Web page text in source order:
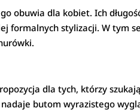
obuwia dla kobiet. Ich
formalnych stylizacji. W tym
dla tych, którzy
nadaje butom wyrazistego